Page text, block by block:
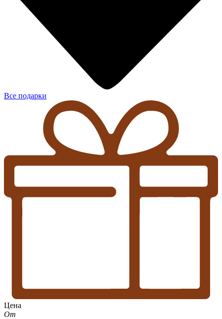
Все подарки
Цена
От